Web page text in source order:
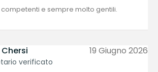
competenti e sempre molto gentili.
verificato
19 Giugno 2026